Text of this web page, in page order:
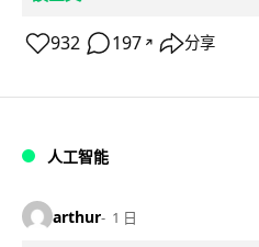
932 197 ↗ 分享
人工智能
arthur 1 日